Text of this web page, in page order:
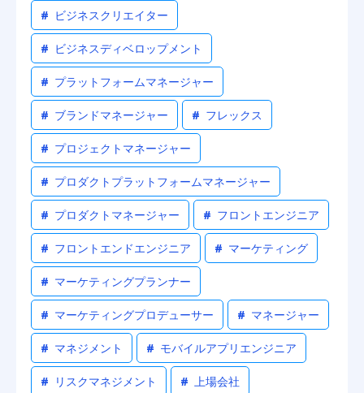
# ビジネスクリエイター
# ビジネスディベロップメント
# プラットフォームマネージャー
# ブランドマネージャー # フレックス
# プロジェクトマネージャー
# プロダクトプラットフォームマネージャー
# プロダクトマネージャー # フロントエンジニア
# フロントエンドエンジニア # マーケティング
# マーケティングプランナー
# マーケティングプロデューサー # マネージャー
# マネジメント # モバイルアプリエンジニア
# リスクマネジメント # 上場会社